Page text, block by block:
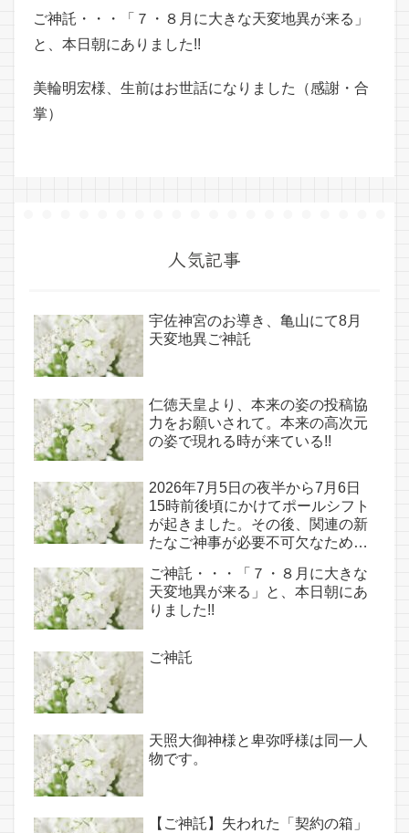
ご神託・・・「７・８月に大きな天変地異が来る」
と、本日朝にありました!!
美輪明宏様、生前はお世話になりました（感謝・合
掌）
人気記事
宇佐神宮のお導き、亀山にて8月
天変地異ご神託
仁徳天皇より、本来の姿の投稿協
力をお願いされて。本来の高次元
の姿で現れる時が来ている!!
2026年7月5日の夜半から7月6日
15時前後頃にかけてポールシフト
が起きました。その後、関連の新
たなご神事が必要不可欠なため、
点であり古代太陽信仰の中心点で
もある伊弉諾宮、他3ヵ所へのご
神託あり！！
ご神託・・・「７・８月に大きな
天変地異が来る」と、本日朝にあ
りました!!
ご神託
天照大御神様と卑弥呼様は同一人
物です。
【ご神託】失われた「契約の箱」